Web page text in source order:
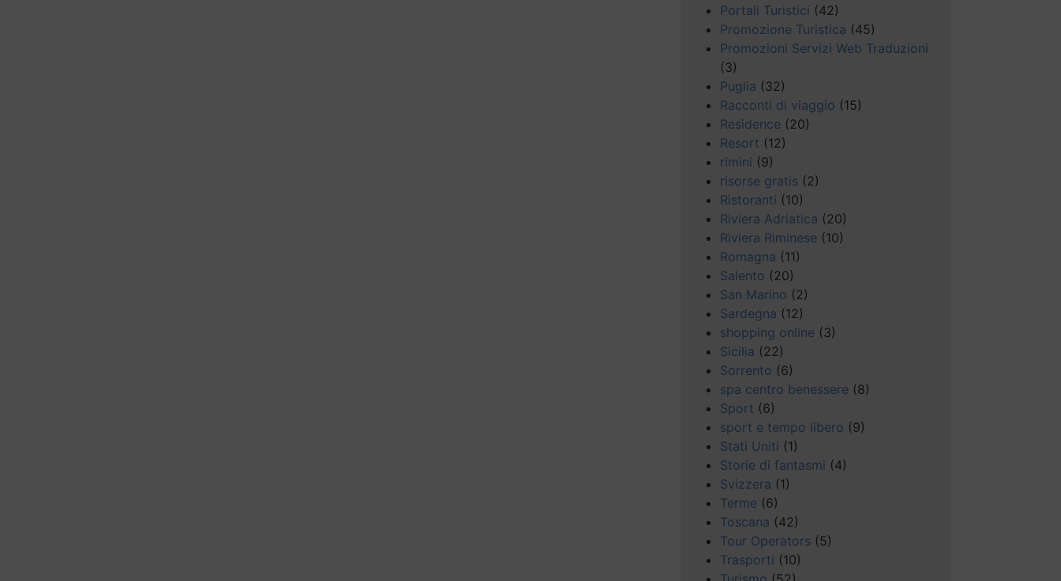
Portali Turistici (42)
Promozione Turistica (45)
Promozioni Servizi Web Traduzioni
(3)
Puglia (32)
Racconti di viaggio (15)
Residence (20)
Resort (12)
rimini (9)
risorse gratis (2)
Ristoranti (10)
Riviera Adriatica (20)
Riviera Riminese (10)
Romagna (11)
Salento (20)
San Marino (2)
Sardegna (12)
shopping online (3)
Sicilia (22)
Sorrento (6)
spa centro benessere (8)
Sport (6)
sport e tempo libero (9)
Stati Uniti (1)
Storie di fantasmi (4)
Svizzera (1)
Terme (6)
Toscana (42)
Tour Operators (5)
Trasporti (10)